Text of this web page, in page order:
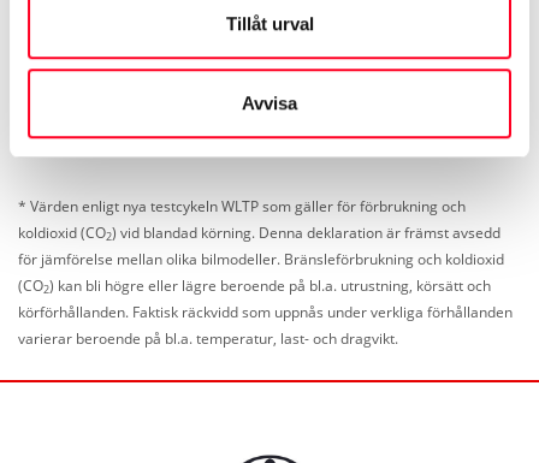
Tillåt urval
Avvisa
Nyhetsbrev
* Värden enligt nya testcykeln WLTP som gäller för förbrukning och
koldioxid (CO2) vid blandad körning. Denna deklaration är främst avsedd
för jämförelse mellan olika bilmodeller. Bränsleförbrukning och koldioxid
(CO2) kan bli högre eller lägre beroende på bl.a. utrustning, körsätt och
körförhållanden. Faktisk räckvidd som uppnås under verkliga förhållanden
varierar beroende på bl.a. temperatur, last- och dragvikt.